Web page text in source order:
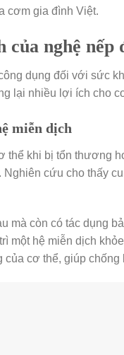
cơm gia đình Việt.
của nghệ nếp
dụng đối với sức
lại nhiều lợi ích cho
miễn dịch
khi bị tổn thương
cứu cho thấy
mà còn có tác dụng
một hệ miễn dịch
của cơ thể, giúp chống